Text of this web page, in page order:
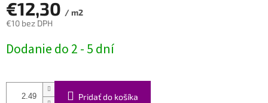
€12,30 / m2
€10 bez DPH
cena:
Dodanie do 2 - 5 dní
Pridať do košíka